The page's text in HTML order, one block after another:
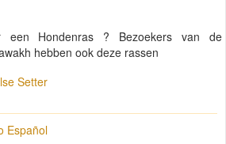
Hondenras ? Bezoekers van de
hebben ook deze rassen
Setter
Español